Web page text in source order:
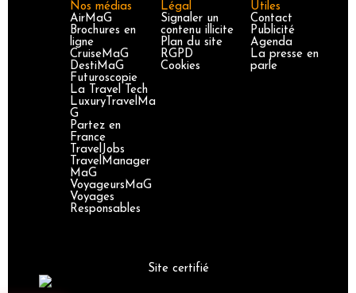
Nos médias
AirMaG
Brochures en
ligne
CruiseMaG
DestiMaG
Futuroscopie
La Travel Tech
LuxuryTravelMa
G
Partez en
France
TravelJobs
TravelManager
MaG
VoyageursMaG
Voyages
Responsables
Légal
Signaler un
contenu illicite
Plan du site
RGPD
Cookies
Utiles
Contact
Publicité
Agenda
La presse en
parle
Site certifié